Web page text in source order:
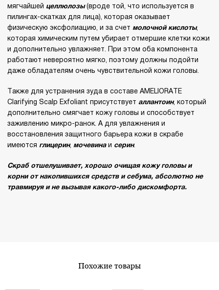
мягчайшей целлюлозы(вроде той, что используется в
пилингах-скатках для лица), которая оказывает
физическую эксфолиацию, и за счет молочной кислоты,
которая химическим путем убирает отмершие клетки кожи
и дополнительно увлажняет. При этом оба компонента
работают невероятно мягко, поэтому должны подойти
даже обладателям очень чувствительной кожи головы.
Также для устранения зуда в составе AMELIORATE
Clarifying Scalp Exfoliant присутствует аллантоин, который
дополнительно смягчает кожу головы и способствует
заживлению микро-ранок. А для увлажнения и
восстановления защитного барьера кожи в скрабе
имеются глицерин, мочевинаи серин.
Скраб отшелушивает, хорошо очищая кожу головы и
корни от накопившихся средств и себума, абсолютно не
травмируя и не вызывая какого-либо дискомфорта.
похожие товары